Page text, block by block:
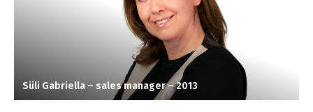
Süli Gabriella – sales manager – 2013